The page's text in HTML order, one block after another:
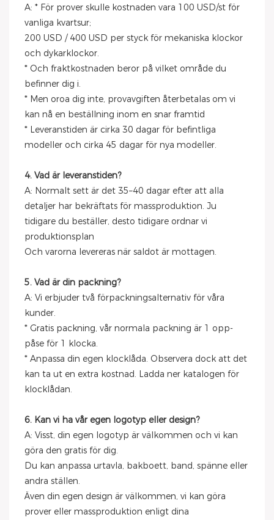
A: * För prover skulle kostnaden vara 100 USD/st för
vanliga kvartsur;
200 USD / 400 USD per styck för mekaniska klockor
och dykarklockor.
* Och fraktkostnaden beror på vilket område du
befinner dig i.
* Men oroa dig inte, provavgiften återbetalas om vi
kan nå en beställning inom en snar framtid
* Leveranstiden är cirka 30 dagar för befintliga
modeller och cirka 45 dagar för nya modeller.
4. Vad är leveranstiden?
A: Normalt sett är det 35–40 dagar efter att alla
detaljer har bekräftats för massproduktion. Ju
tidigare du beställer, desto tidigare ordnar vi
produktionsplan
Och varorna levereras när saldot är mottagen.
5. Vad är din packning?
A: Vi erbjuder två förpackningsalternativ för våra
kunder.
* Gratis packning, vår normala packning är 1 opp-
påse för 1 klocka.
* Anpassa din egen klocklåda. Observera dock att det
kan ta ut en extra kostnad. Ladda ner katalogen för
klocklådan.
6. Kan vi ha vår egen logotyp eller design?
A: Visst, din egen logotyp är välkommen och vi kan
göra den gratis för dig.
Du kan anpassa urtavla, bakboett, band, spänne eller
andra ställen.
Även din egen design är välkommen, vi kan göra
prover eller massproduktion enligt dina